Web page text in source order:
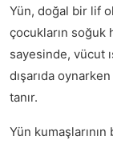
Yün, doğal bir lif
çocukların soğuk
sayesinde, vücut
dışarıda
tanır.
Yün